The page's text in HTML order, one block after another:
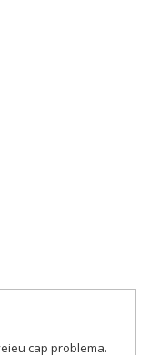
cap problema.